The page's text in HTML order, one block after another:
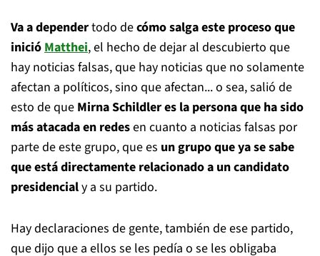
Va a dependertodo decómo salga este proceso que
inició Matthei, el hecho de dejar al descubierto que
hay noticias falsas, que hay noticias que no solamente
afectan a políticos, sino que afectan... o sea, salió de
esto de que Mirna Schildler es la persona que ha sido
más atacada en redesen cuanto a noticias falsas por
parte de este grupo, que es un grupo que ya se sabe
que está directamente relacionado a un candidato
presidencialy a su partido.
Hay declaraciones de gente, también de ese partido,
que dijo que a ellos se les pedía o se les obligaba